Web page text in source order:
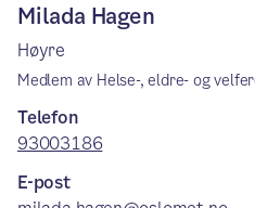
Milada Hagen
Høyre
Medlem av Helse-, eldre- og
Telefon
93003186
E-post